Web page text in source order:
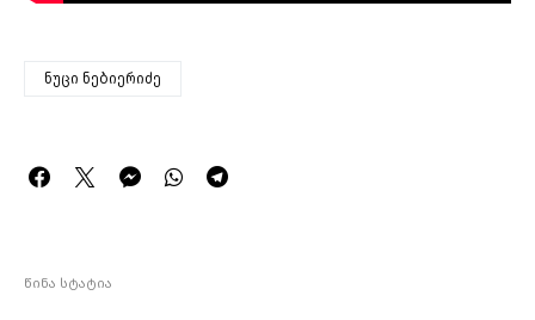
ნუცი ნებიერიძე
წინა სტატია